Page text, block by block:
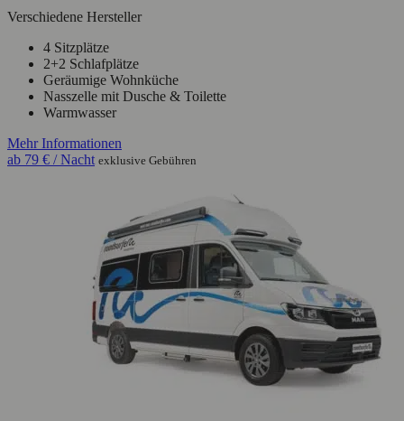
Verschiedene Hersteller
4 Sitzplätze
2+2 Schlafplätze
Geräumige Wohnküche
Nasszelle mit Dusche & Toilette
Warmwasser
Mehr Informationen
ab 79 € / Nacht exklusive Gebühren